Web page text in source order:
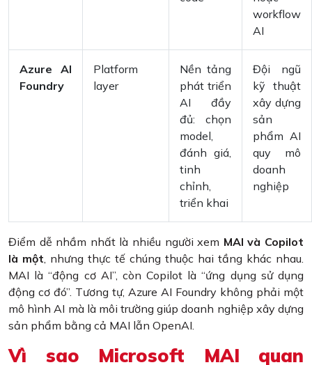
workflow
AI
Azure AI
Foundry
Platform
layer
Nền tảng
phát triển
AI đầy
đủ: chọn
model,
đánh giá,
tinh
chỉnh,
triển khai
Đội ngũ
kỹ thuật
xây dựng
sản
phẩm AI
quy mô
doanh
nghiệp
Điểm dễ nhầm nhất là nhiều người xem MAI và Copilot
là một, nhưng thực tế chúng thuộc hai tầng khác nhau.
MAI là “động cơ AI”, còn Copilot là “ứng dụng sử dụng
động cơ đó”. Tương tự, Azure AI Foundry không phải một
mô hình AI mà là môi trường giúp doanh nghiệp xây dựng
sản phẩm bằng cả MAI lẫn OpenAI.
Vì sao Microsoft MAI quan